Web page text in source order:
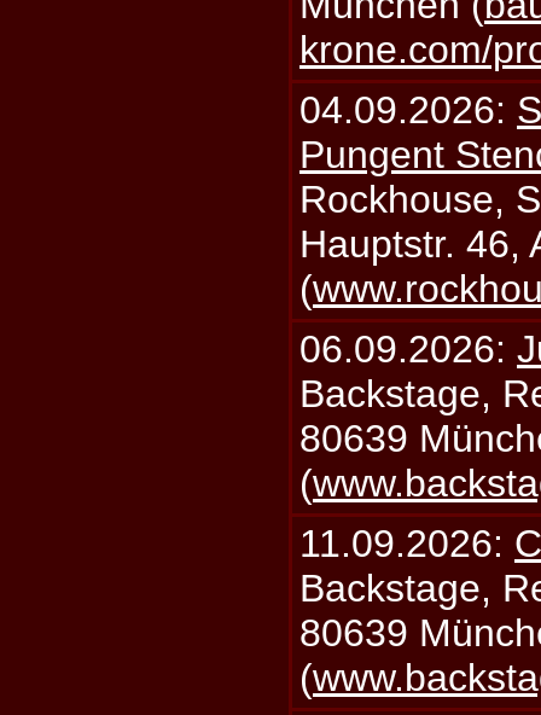
krone.com/
04.09.2026:
Pungent
Rockhouse,
Hauptstr. 46,
(
06.09.2026:
Backstage,
80639
(
11.09.2026:
Backstage,
80639
(